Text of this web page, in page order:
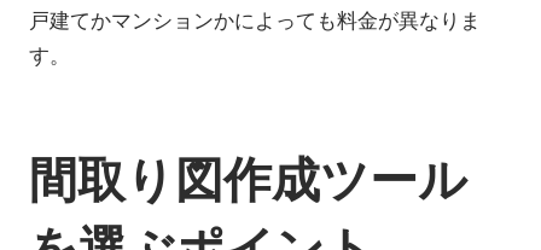
戸建てかマンションかによっても料金が異なりま
す。
間取り図作成ツール